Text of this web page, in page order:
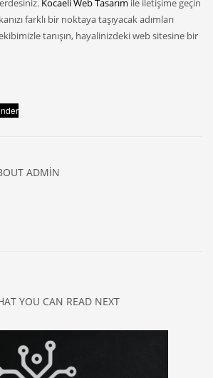
Kocaeli Web Tasarım ile iletişime geçin
farklı bir noktaya taşıyacak adımları
tanışın, hayalinizdeki web sitesine bir
ADMIN
YOU CAN READ NEXT